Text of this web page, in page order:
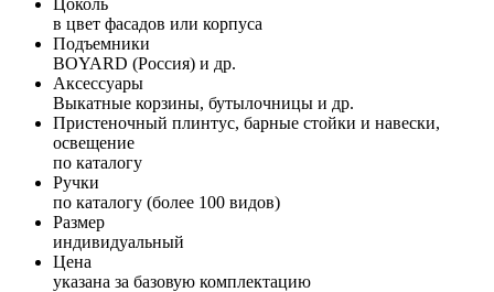
в цвет фасадов или корпуса
Подъемники
BOYARD (Россия) и др.
Аксессуары
Выкатные корзины, бутылочницы и др.
Пристеночный плинтус, барные стойки и навески,
освещение
по каталогу
Ручки
по каталогу (более 100 видов)
Размер
индивидуальный
Цена
указана за базовую комплектацию